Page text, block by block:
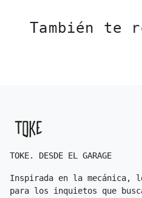
También te
TOKE. DESDE EL GARAGE
Inspirada en la
para los inquietos que